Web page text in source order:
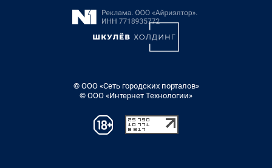
© ООО «Сеть городских порталов»
© ООО «Интернет Технологии»